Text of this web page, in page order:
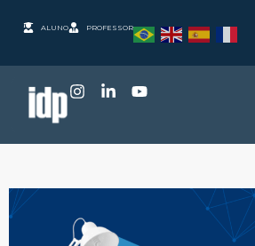
ALUNO PROFESSOR